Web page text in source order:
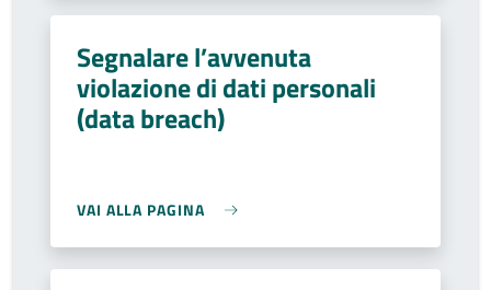
Segnalare l’avvenuta
violazione di dati personali
(data breach)
VAI ALLA PAGINA